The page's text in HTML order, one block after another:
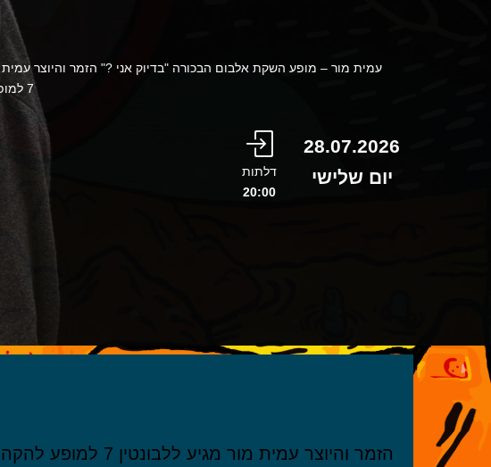
עמית מור – מופע השקת אלבום הבכורה "בדיוק אני ?" הזמר והיוצר עמית
7 למופע להקה חשמלי…
28.07.2026
יום שלישי
דלתות
20:00
הזמר והיוצר